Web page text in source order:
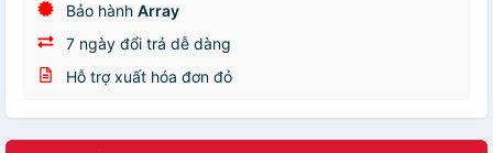
Bảo hành Array
7 ngày đổi trả dễ dàng
Hỗ trợ xuất hóa đơn đỏ